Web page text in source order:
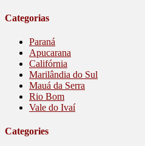
Categorias
Paraná
Apucarana
Califórnia
Marilândia do Sul
Mauá da Serra
Rio Bom
Vale do Ivaí
Categories